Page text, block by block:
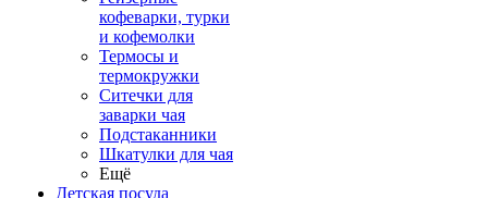
кофеварки, турки
и кофемолки
Термосы и
термокружки
Ситечки для
заварки чая
Подстаканники
Шкатулки для чая
Ещё
Детская посуда